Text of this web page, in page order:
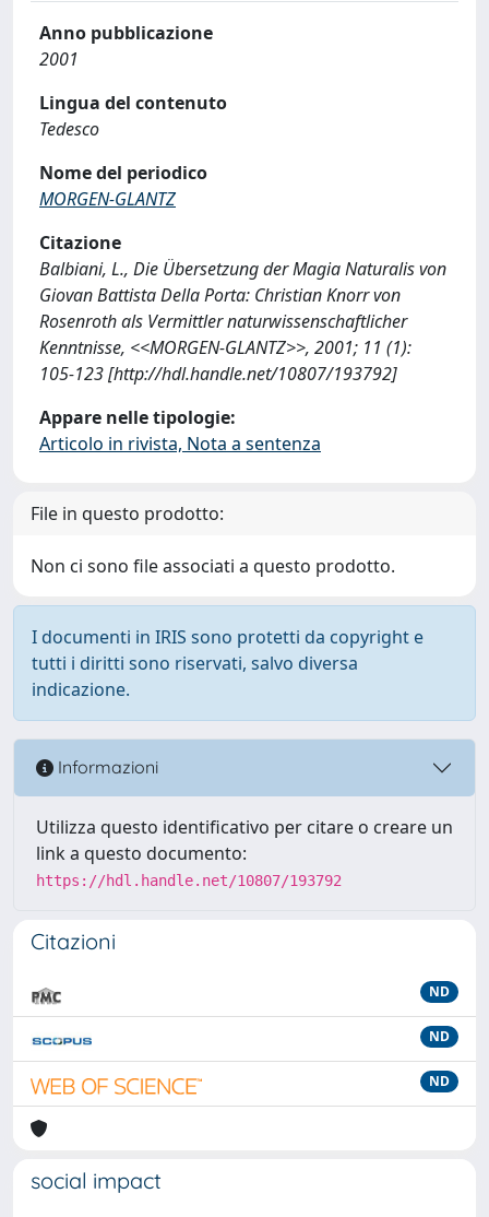
Anno pubblicazione
2001
Lingua del contenuto
Tedesco
Nome del periodico
MORGEN-GLANTZ
Citazione
Balbiani, L., Die Übersetzung der Magia Naturalis von
Giovan Battista Della Porta: Christian Knorr von
Rosenroth als Vermittler naturwissenschaftlicher
Kenntnisse, <<MORGEN-GLANTZ>>, 2001; 11 (1):
105-123 [http://hdl.handle.net/10807/193792]
Appare nelle tipologie:
Articolo in rivista, Nota a sentenza
File in questo prodotto:
Non ci sono file associati a questo prodotto.
I documenti in IRIS sono protetti da copyright e
tutti i diritti sono riservati, salvo diversa
indicazione.
Informazioni
Utilizza questo identificativo per citare o creare un
link a questo documento:
https://hdl.handle.net/10807/193792
Citazioni
ND
ND
ND
social impact